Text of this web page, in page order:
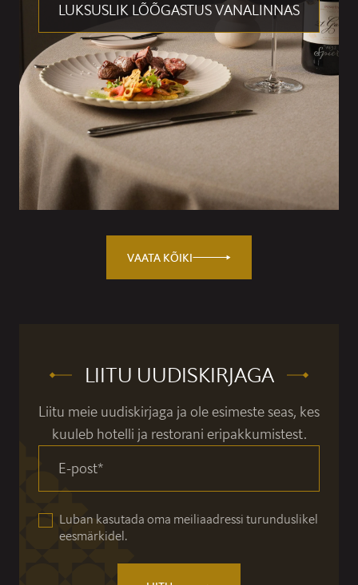
LUKSUSLIK LÕÕGASTUS VANALINNAS
VAATA KÕIKI
LIITU UUDISKIRJAGA
Liitu meie uudiskirjaga ja ole esimeste seas, kes
kuuleb hotelli ja restorani eripakkumistest.
E-post*
Luban kasutada oma meiliaadressi turunduslikel
eesmärkidel.